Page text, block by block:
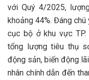
với Quý 4/2025,
khoảng 44%. Đáng
cục bộ ở khu vực TP.
tổng lượng tiêu thụ
động sản, biến động
nhân chính dẫn đến